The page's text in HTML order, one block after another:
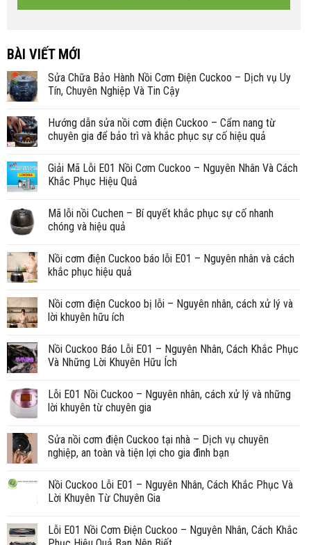
BÀI VIẾT MỚI
Sửa Chữa Bảo Hành Nồi Cơm Điện Cuckoo – Dịch vụ Uy
Tín, Chuyên Nghiệp Và Tin Cậy
Hướng dẫn sửa nồi cơm điện Cuckoo – Cẩm nang từ
chuyên gia để bảo trì và khắc phục sự cố hiệu quả
Giải Mã Lỗi E01 Nồi Cơm Cuckoo – Nguyên Nhân Và Cách
Khắc Phục Hiệu Quả
Mã lỗi nồi Cuchen – Bí quyết khắc phục sự cố nhanh
chóng và hiệu quả
Nồi cơm điện Cuckoo báo lỗi E01 – Nguyên nhân và cách
khắc phục hiệu quả
Nồi cơm điện Cuckoo bị lỗi – Nguyên nhân, cách xử lý và
lời khuyên hữu ích
Nồi Cuckoo Báo Lỗi E01 – Nguyên Nhân, Cách Khắc Phục
Và Những Lời Khuyên Hữu Ích
Lỗi E01 Nồi Cuckoo – Nguyên nhân, cách xử lý và những
lời khuyên từ chuyên gia
Sửa nồi cơm điện Cuckoo tại nhà – Dịch vụ chuyên
nghiệp, an toàn và tiện lợi cho gia đình bạn
Nồi Cuckoo Lỗi E01 – Nguyên Nhân, Cách Khắc Phục Và
Lời Khuyên Từ Chuyên Gia
Lỗi E01 Nồi Cơm Điện Cuckoo – Nguyên Nhân, Cách Khắc